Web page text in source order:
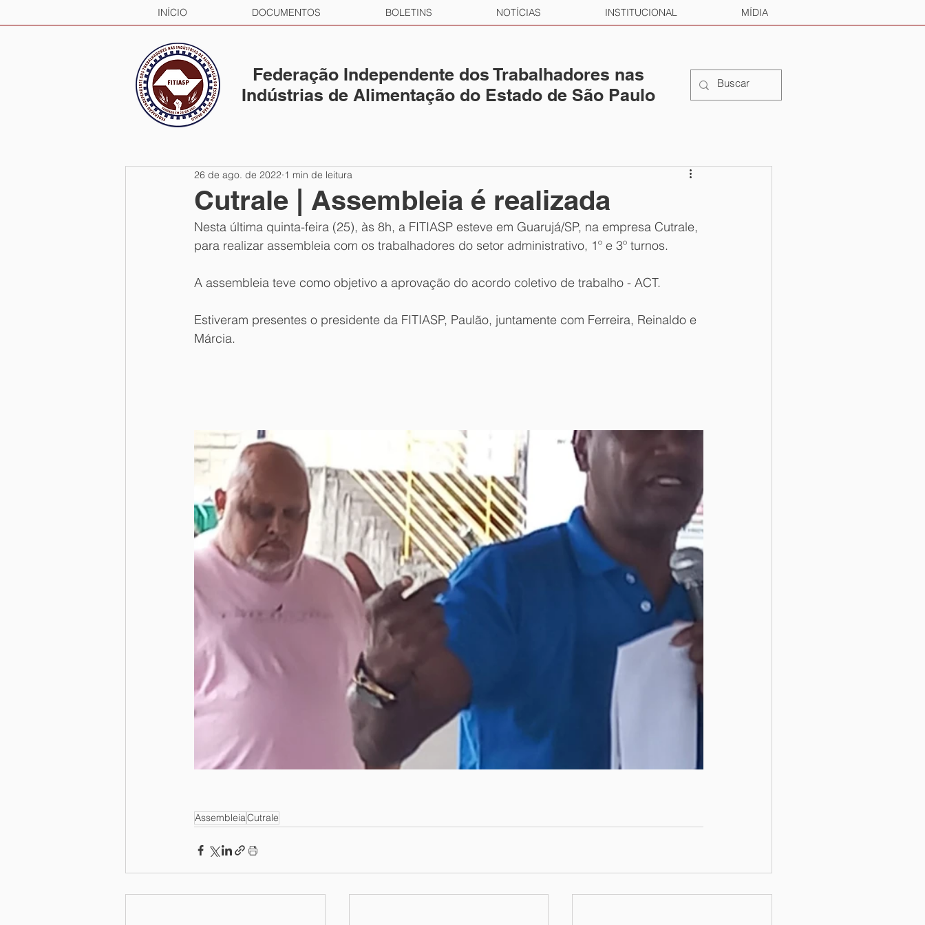
INÍCIO DOCUMENTOS BOLETINS NOTÍCIAS INSTITUCIONAL MÍDIA
Federação Independente dos Trabalhadores nas
Indústrias de Alimentação do Estado de São Paulo
Cutrale | Assembleia é realizada
26 de ago. de 2022 1 min de leitura
Nesta última quinta-feira (25), às 8h, a FITIASP esteve em Guarujá/SP, na empresa Cutrale,
para realizar assembleia com os trabalhadores do setor administrativo, 1º e 3º turnos.
A assembleia teve como objetivo a aprovação do acordo coletivo de trabalho - ACT.
Estiveram presentes o presidente da FITIASP, Paulão, juntamente com Ferreira, Reinaldo e
Márcia.
AssembleiaCutrale